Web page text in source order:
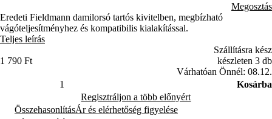
Megosztás
Eredeti Fieldmann damilorsó tartós kivitelben, megbízható
vágóteljesítményhez és kompatibilis kialakítással.
Teljes leírás
1 790 Ft
Szállításra kész
készleten 3 db
Várhatóan Önnél: 08.12.
Kosárba
Regisztráljon a több előnyért
ÖsszehasonlításÁr és elérhetőség figyelése